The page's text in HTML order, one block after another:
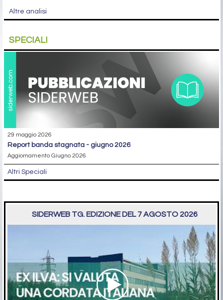
Altre analisi
SPECIALI
29 maggio 2026
report banda stagnata - giugno 2026
Aggiornamento Giugno 2026
Altri Speciali
SIDERWEB TG. EDIZIONE DEL 7 AGOSTO 2026